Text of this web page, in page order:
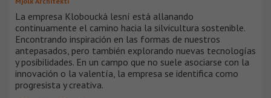
La empresa Kloboucká lesní está allanando
continuamente el camino hacia la silvicultura sostenible.
Encontrando inspiración en las formas de nuestros
antepasados, pero también explorando nuevas tecnologías
y posibilidades. En un campo que no suele asociarse con la
innovación o la valentía, la empresa se identifica como
progresista y creativa.